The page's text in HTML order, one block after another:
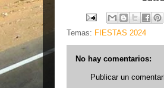
Temas: FIESTAS 2024
No hay comentarios:
Publicar un